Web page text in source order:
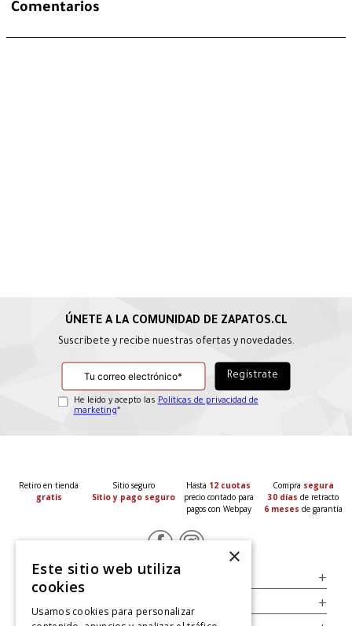
Comentarios
Suscríbete y recibe nuestras ofertas y novedades.
He leído y acepto lasPolíticas de privacidad de
marketing*
Retiro en tienda
gratis
Sitio seguro
Sitio y pago seguro
Hasta 12 cuotas
precio contado para
pagos con Webpay
Compra segura
30 días de retracto
6 meses de garantía
Servicio al Consumidor +
+
×
Este sitio web utiliza
cookies
Usamos cookies para personalizar